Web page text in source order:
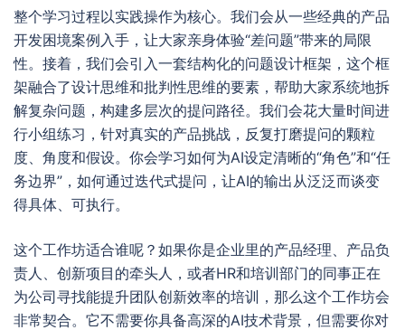
整个学习过程以实践操作为核心。我们会从一些经典的产品
开发困境案例入手，让大家亲身体验“差问题”带来的局限
性。接着，我们会引入一套结构化的问题设计框架，这个框
架融合了设计思维和批判性思维的要素，帮助大家系统地拆
解复杂问题，构建多层次的提问路径。我们会花大量时间进
行小组练习，针对真实的产品挑战，反复打磨提问的颗粒
度、角度和假设。你会学习如何为AI设定清晰的“角色”和“任
务边界”，如何通过迭代式提问，让AI的输出从泛泛而谈变
得具体、可执行。
这个工作坊适合谁呢？如果你是企业里的产品经理、产品负
责人、创新项目的牵头人，或者HR和培训部门的同事正在
为公司寻找能提升团队创新效率的培训，那么这个工作坊会
非常契合。它不需要你具备高深的AI技术背景，但需要你对